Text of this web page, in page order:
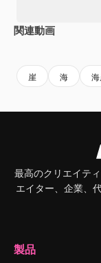
関連動画
崖 海
最高のクリエイテ
エイター、企業、
製品